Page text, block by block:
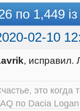
по 1,449
02-10
, исправил.
это когда
по Dacia